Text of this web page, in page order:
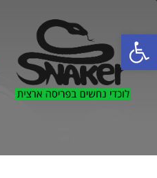
פתח סרגל נגישות